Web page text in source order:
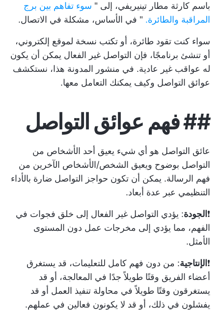
باسم كارثة مطار تينيريفي، إلى " سوء تفاهم بين برج
المراقبة والطائرة. " في الأساس، مشكلة في الاتصال.
سواء كنت تقود طائرة، أو تكتب نسخة لموقع إلكتروني،
أو تنشئ برنامجًا، فإن التواصل غير الفعال يمكن أن يكون
له عواقب غير عادية. في منشور المدونة هذا، نستكشف
عوائق التواصل وكيف يمكنك التعامل معها.
##فهم عوائق التواصل
عائق التواصل هو أي شيء يعيق أحد الأشخاص من
التواصل بوضوح ويعيق الشخص/الأشخاص الآخرين من
فهم الرسالة. يمكن أن تكون حواجز التواصل ضارة بالأداء
التنظيمي عبر عدة أبعاد.
❗️ الجودة: يؤدي التواصل غير الفعال إلى خلق فجوات في
الفهم، مما يؤدي إلى مخرجات عمل دون المستوى
الأمثل.
❗️ الإنتاجية: من دون فهم كامل للتعليمات، قد يستغرق
أعضاء الفريق وقتًا طويلاً جدًا في المعالجة، أو قد
يستغرقون وقتًا طويلاً في محاولة تنفيذ العمل أو قد
يفشلون في ذلك، أو قد لا يكونون فعالين في عملهم.